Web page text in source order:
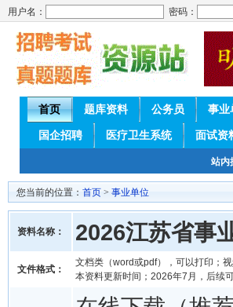
用户名： 密码：
首页 题库资料 公务员 事业
国企招聘 医疗卫生系统 面试资
站内
您当前的位置： 首页 > 事业单位
资料名称： 2026江苏省事
文件格式：
文档类（word或pdf），可以打印；视
本资料更新时间；2026年7月，后续